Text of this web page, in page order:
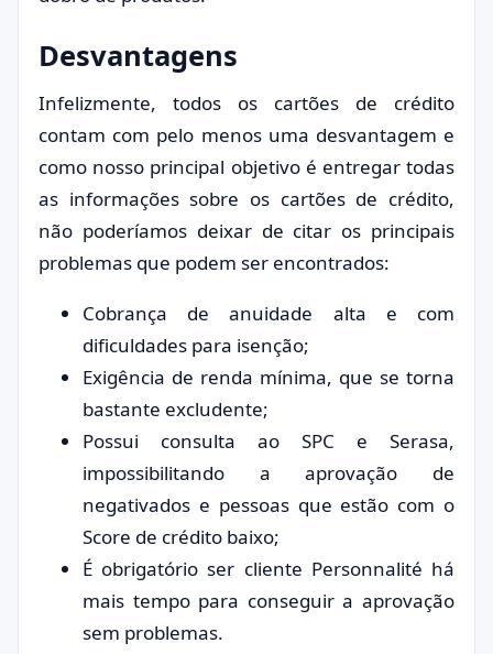
Desvantagens
Infelizmente, todos os cartões de crédito
contam com pelo menos uma desvantagem e
como nosso principal objetivo é entregar todas
as informações sobre os cartões de crédito,
não poderíamos deixar de citar os principais
problemas que podem ser encontrados:
Cobrança de anuidade alta e com
dificuldades para isenção;
Exigência de renda mínima, que se torna
bastante excludente;
Possui consulta ao SPC e Serasa,
impossibilitando a aprovação de
negativados e pessoas que estão com o
Score de crédito baixo;
É obrigatório ser cliente Personnalité há
mais tempo para conseguir a aprovação
sem problemas.